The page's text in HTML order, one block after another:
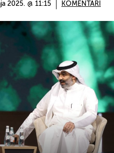
2025. @ 11:15 KOMENTARI